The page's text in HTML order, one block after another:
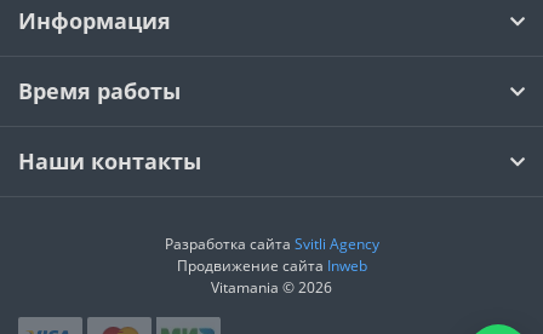
Информация
Время работы
Наши контакты
Разработка сайта Svitli Agency
Продвижение сайта Inweb
Vitamania © 2026